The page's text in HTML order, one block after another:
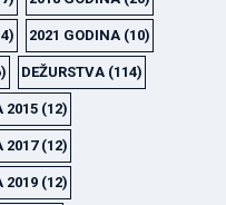
2021 GODINA (10)
DEŽURSTVA (114)
2015 (12)
2017(12)
2019 (12)